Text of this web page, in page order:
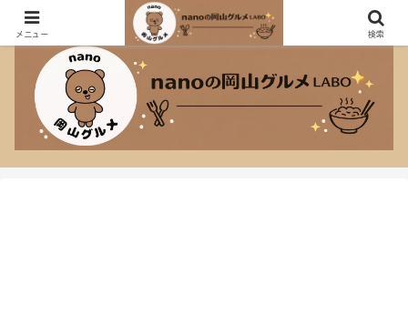
おしゃれなカフェも大盛り定食も大好きなnanoのグルメブログ！
メニュー 検索